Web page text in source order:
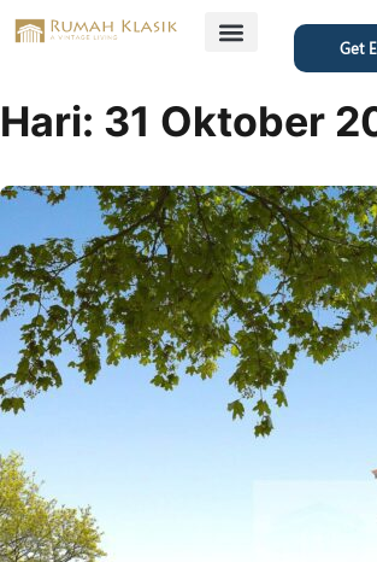
Get
Hari: 31 Oktober